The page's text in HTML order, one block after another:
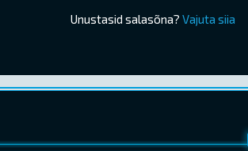
Unustasid salasõna? Vajuta siia